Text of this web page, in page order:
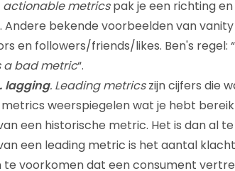
actionable metricspak je een richting
bekende voorbeelden van vanity
en followers/friends/likes. Ben's regel: “
a bad metric“.
lagging. Leading metricszijn cijfers die
weerspiegelen wat je hebt
een historische metric. Het is dan al
een leading metric is het aantal
te voorkomen dat een consument